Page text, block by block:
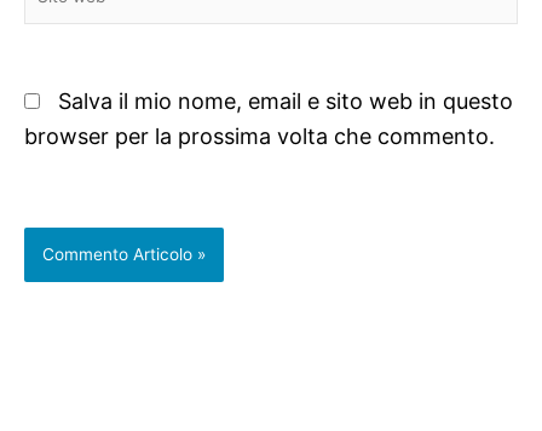
web
Salva il mio nome, email e sito web in questo
browser per la prossima volta che commento.